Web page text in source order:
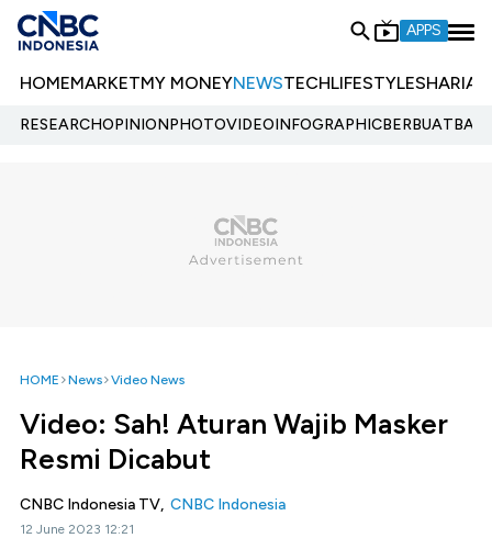
APPS
HOMEMARKETMY MONEYNEWSTECHLIFESTYLESHARIA
RESEARCHOPINIONPHOTOVIDEOINFOGRAPHIC
HOME News Video News
Video: Sah! Aturan Wajib Masker
Resmi Dicabut
CNBC Indonesia TV, CNBC Indonesia
12 June 2023 12:21